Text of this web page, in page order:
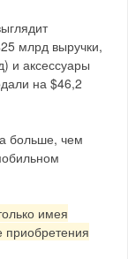
млрд выручки,
и аксессуары
на $46,2
больше, чем
имея
приобретения